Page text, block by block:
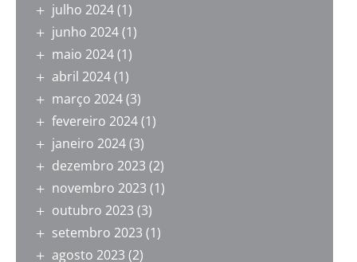
julho 2024(1)
junho 2024(1)
maio 2024(1)
abril 2024(1)
março 2024(3)
fevereiro 2024(1)
janeiro 2024(3)
dezembro 2023 (2)
novembro 2023 (1)
outubro 2023 (3)
setembro 2023 (1)
agosto 2023 (2)